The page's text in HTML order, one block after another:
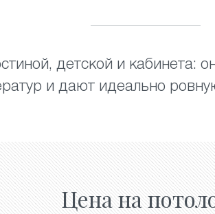
детской и кабинета:
и дают идеально
Цена на